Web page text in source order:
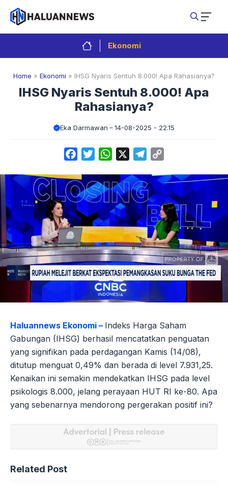
Langsung
isi
Ekonomi
Home » Ekonomi » IHSG Nyaris Sentuh 8.000! Apa Rahasianya?
IHSG Nyaris Sentuh 8.000! Apa
Rahasianya?
Eka Darmawan 14-08-2025 - 22.15
FacebookTwitterWhatsApp Telegram
Haluannews Ekonomi – Indeks Harga Saham
Gabungan (IHSG) berhasil mencatatkan penguatan
yang signifikan pada perdagangan Kamis (14/08),
ditutup menguat 0,49% dan berada di level 7.931,25.
Kenaikan ini semakin mendekatkan IHSG pada level
psikologis 8.000, jelang perayaan HUT RI ke-80. Apa
yang sebenarnya mendorong pergerakan positif ini?
Related Post